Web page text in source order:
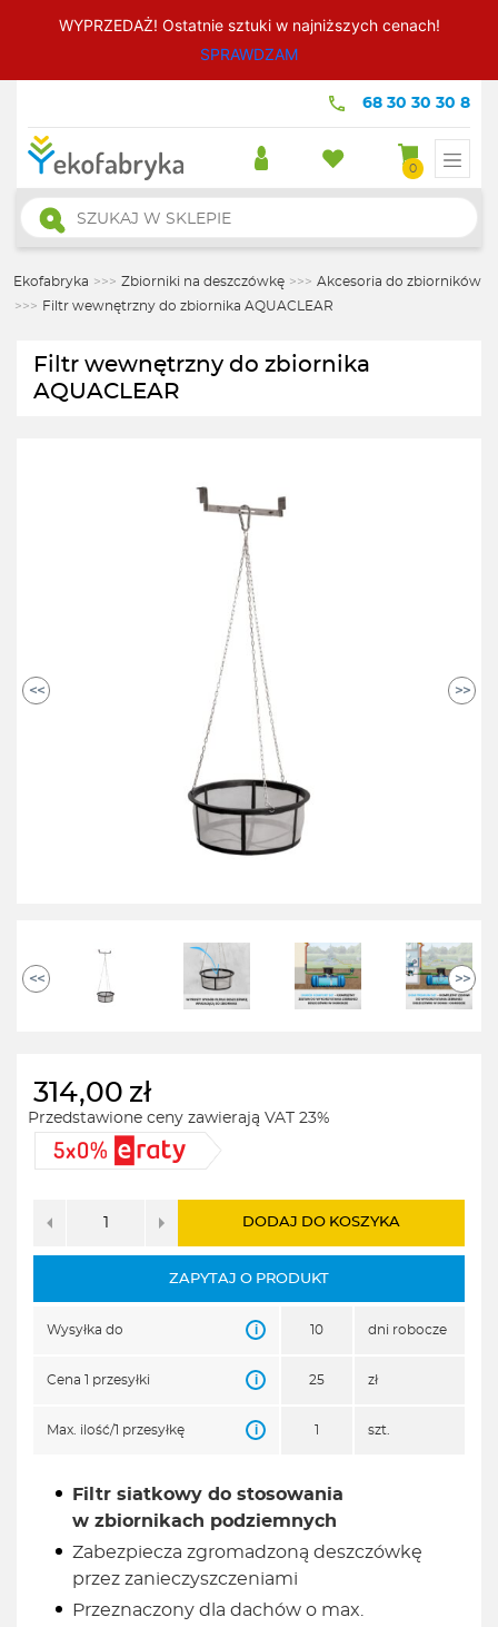
WYPRZEDAŻ! Ostatnie sztuki w najniższych cenach!
SPRAWDZAM
68 30 30 30 8
0
Wyszukiwarka
produktów
Ekofabryka >>> Zbiorniki na deszczówkę >>> Akcesoria do zbiorników
>>> Filtr wewnętrzny do zbiornika AQUACLEAR
Filtr wewnętrzny do zbiornika
AQUACLEAR
<< >>
<< >>
314,00 zł
Przedstawione ceny zawierają VAT 23%
DODAJ DO KOSZYKA
ZAPYTAJ O PRODUKT
Wysyłka do i 10 dni robocze
Cena 1 przesyłki i 25 zł
Max. ilość/1 przesyłkę i szt.
Filtr siatkowy do stosowania
w zbiornikach podziemnych
Zabezpiecza zgromadzoną deszczówkę
przez zanieczyszczeniami
Przeznaczony dla dachów o max.